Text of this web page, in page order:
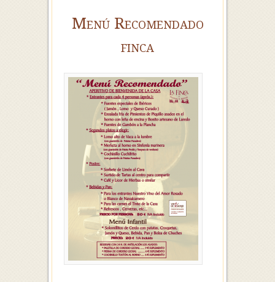
Menú Recomendado
finca